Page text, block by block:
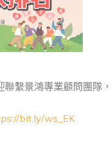
繫景鴻專業顧問團隊，
bit.ly/ws_EK